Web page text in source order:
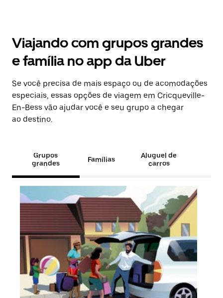
Viajando com grupos grandes
e família no app da Uber
Se você precisa de mais espaço ou de acomodações
especiais, essas opções de viagem em Cricqueville-
En-Bess vão ajudar você e seu grupo a chegar
ao destino.
Grupos
grandes
Famílias
Aluguel de
carros